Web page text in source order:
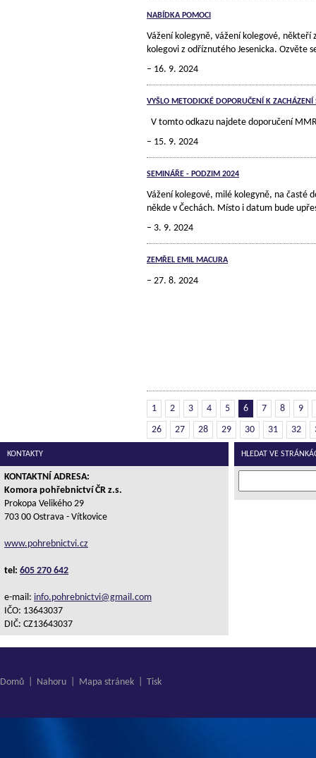
NABÍDKA POMOCI
Vážení kolegyně, vážení kolegové, někteří
kolegovi z odříznutého Jesenicka. Ozvěte
16. 9. 2024
VYŠLO METODICKÉ DOPORUČENÍ K ZACHÁZENÍ
V tomto odkazu najdete doporučení
15. 9. 2024
SEMINÁŘE - PODZIM 2024
Vážení kolegové, milé kolegyně, na časté
někde v Čechách. Místo i datum bude
3. 9. 2024
ZEMŘEL EMIL MACURA
27. 8. 2024
1 2 3 4 5 6 7 8
9
26
27 28 29 30 31 32
KONTAKTY
KONTAKTNÍ ADRESA:
Komora pohřebnictví ČR z.s.
Prokopa Velikého 29
703 00 Ostrava - Vítkovice
www.pohrebnictvi.cz
tel: 605 270 642
e-mail: info.pohrebnictvi@gmail.com
IČO: 13643037
DIČ: CZ13643037
HLEDAT VE
Domů Nahoru Mapa stránek Tisk